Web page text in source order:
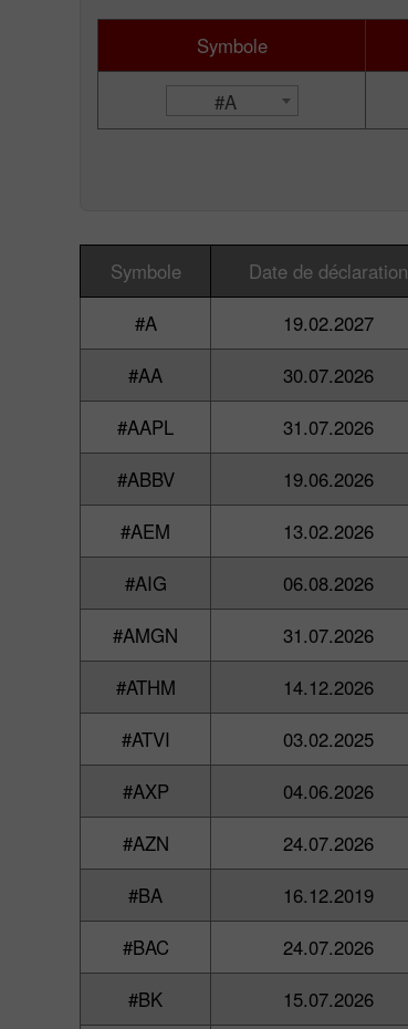
Symbole
#A
Symbole Date de déclaration
#A
19.02.2027
#AA
30.07.2026
#AAPL
31.07.2026
#ABBV
19.06.2026
#AEM
13.02.2026
#AIG
06.08.2026
#AMGN
31.07.2026
#ATHM
14.12.2026
#ATVI
03.02.2025
#AXP
04.06.2026
#AZN
24.07.2026
#BA
16.12.2019
#BAC
24.07.2026
#BK
15.07.2026